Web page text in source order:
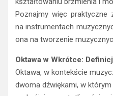
na instrumentach
ona na tworzenie
Oktawa w Wkrótce:
dwoma dźwiękami, w
podwójnie częstotliwością
oznacza to, że gdy dźwięk